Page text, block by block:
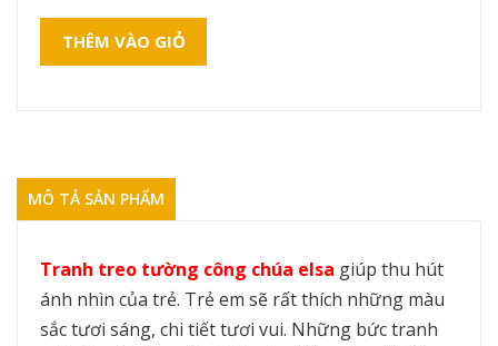
THÊM VÀO GIỎ
MÔ TẢ SẢN PHẨM
Tranh treo tường công chúa elsa giúp thu hút
ánh nhìn của trẻ. Trẻ em sẽ rất thích những màu
sắc tươi sáng, chi tiết tươi vui. Những bức tranh